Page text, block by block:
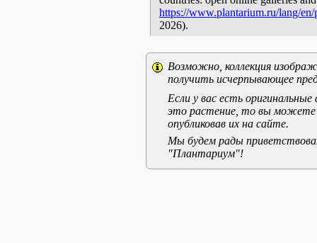
https://www.plantarium.ru/lang/
2026).
Возможно, коллекция
получить исчерпывающее
Если у вас есть
это растение, то вы можете
опубликовав их на сайте.
Мы будем рады
"Плантариум"!